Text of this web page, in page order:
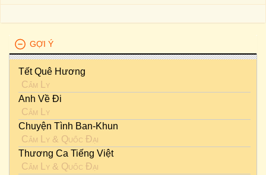
GỢI Ý
Tết Quê Hương
Cẩm Ly
Anh Về Đi
Cẩm Ly
Chuyện Tình Ban-Khun
Cẩm Ly & Quốc Đại
Thương Ca Tiếng Việt
Cẩm Ly & Quốc Đại